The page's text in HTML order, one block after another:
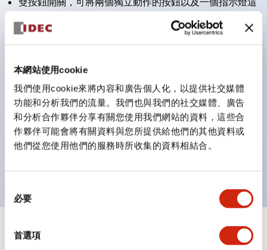
本網站使用cookie
我們使用cookie來將內容和廣告個人化，以提供社交媒體
功能和分析我們的流量。我們也與我們的社交媒體、廣告
和分析合作夥伴分享有關您使用我們網站的資料，這些合
作夥伴可能會將有關資料與您所提供給他們的其他資料或
他們從您使用他們的服務時所收集的資料相結合。
必要
首選項
三種功能集結於一顆開關。
完整支援全球各地需求的多種電壓規格。
需分色管理的 LED 燈泡，如今可用單一顆燈泡呈現多種
顏色。
支援色彩通用設計（CUD）：可清楚辨識正方平頭形指
示燈的亮燈/熄燈狀態，以及點燈時的顏色識別。
符合 ISO 3864-4 安全色規範：在危險或緊急狀況下，
規格 顯示全部 +